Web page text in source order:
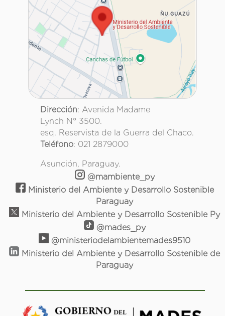
Dirección: Avenida Madame
Lynch N° 3500.
esq. Reservista de la Guerra del Chaco.
Teléfono: 021 2879000
Asunción, Paraguay.
@mambiente_py
Ministerio del Ambiente y Desarrollo Sostenible
Paraguay
Ministerio del Ambiente y Desarrollo Sostenible Py
@mades_py
@ministeriodelambientemades9510
Ministerio del Ambiente y Desarrollo Sostenible de
Paraguay